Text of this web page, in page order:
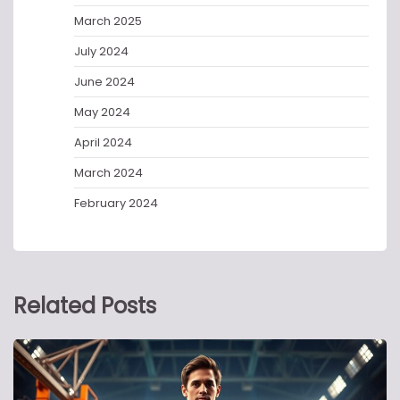
March 2025
July 2024
June 2024
May 2024
April 2024
March 2024
February 2024
Related Posts